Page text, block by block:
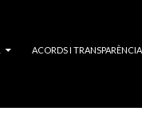
ACORDS I TRANSPARÈNCIA